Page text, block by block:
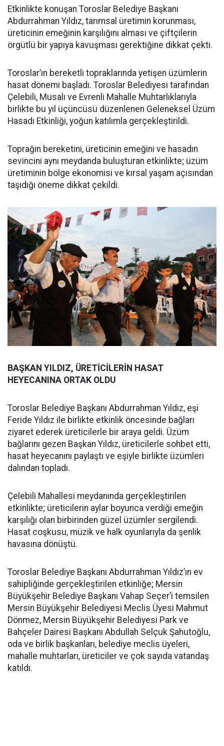
Etkinlikte konuşan Toroslar Belediye Başkanı
Abdurrahman Yıldız, tarımsal üretimin korunması,
üreticinin emeğinin karşılığını alması ve çiftçilerin
örgütlü bir yapıya kavuşması gerektiğine dikkat çekti.
Toroslar’ın bereketli topraklarında yetişen üzümlerin
hasat dönemi başladı. Toroslar Belediyesi tarafından
Çelebili, Musalı ve Evrenli Mahalle Muhtarlıklarıyla
birlikte bu yıl üçüncüsü düzenlenen Geleneksel Üzüm
Hasadı Etkinliği, yoğun katılımla gerçekleştirildi.
Toprağın bereketini, üreticinin emeğini ve hasadın
sevincini aynı meydanda buluşturan etkinlikte; üzüm
üretiminin bölge ekonomisi ve kırsal yaşam açısından
taşıdığı öneme dikkat çekildi.
BAŞKAN YILDIZ, ÜRETİCİLERİN HASAT
HEYECANINA ORTAK OLDU
Toroslar Belediye Başkanı Abdurrahman Yıldız, eşi
Feride Yıldız ile birlikte etkinlik öncesinde bağları
ziyaret ederek üreticilerle bir araya geldi. Üzüm
bağlarını gezen Başkan Yıldız, üreticilerle sohbet etti,
hasat heyecanını paylaştı ve eşiyle birlikte üzümleri
dalından topladı.
Çelebili Mahallesi meydanında gerçekleştirilen
etkinlikte; üreticilerin aylar boyunca verdiği emeğin
karşılığı olan birbirinden güzel üzümler sergilendi.
Hasat coşkusu, müzik ve halk oyunlarıyla da şenlik
havasına dönüştü.
Toroslar Belediye Başkanı Abdurrahman Yıldız’ın ev
sahipliğinde gerçekleştirilen etkinliğe; Mersin
Büyükşehir Belediye Başkanı Vahap Seçer’i temsilen
Mersin Büyükşehir Belediyesi Meclis Üyesi Mahmut
Dönmez, Mersin Büyükşehir Belediyesi Park ve
Bahçeler Dairesi Başkanı Abdullah Selçuk Şahutoğlu,
oda ve birlik başkanları, belediye meclis üyeleri,
mahalle muhtarları, üreticiler ve çok sayıda vatandaş
katıldı.